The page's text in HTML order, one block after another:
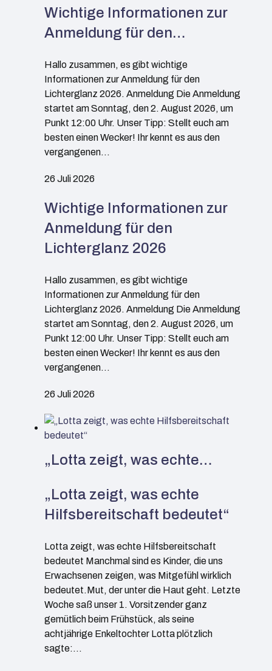
Wichtige Informationen zur
Anmeldung für den…
Hallo zusammen, es gibt wichtige
Informationen zur Anmeldung für den
Lichterglanz 2026. Anmeldung Die Anmeldung
startet am Sonntag, den 2. August 2026, um
Punkt 12:00 Uhr. Unser Tipp: Stellt euch am
besten einen Wecker! Ihr kennt es aus den
vergangenen…
26 Juli 2026
Wichtige Informationen zur
Anmeldung für den
Lichterglanz 2026
Hallo zusammen, es gibt wichtige
Informationen zur Anmeldung für den
Lichterglanz 2026. Anmeldung Die Anmeldung
startet am Sonntag, den 2. August 2026, um
Punkt 12:00 Uhr. Unser Tipp: Stellt euch am
besten einen Wecker! Ihr kennt es aus den
vergangenen…
26 Juli 2026
„Lotta zeigt, was echte…
„Lotta zeigt, was echte
Hilfsbereitschaft bedeutet“
Lotta zeigt, was echte Hilfsbereitschaft
bedeutet Manchmal sind es Kinder, die uns
Erwachsenen zeigen, was Mitgefühl wirklich
bedeutet.Mut, der unter die Haut geht. Letzte
Woche saß unser 1. Vorsitzender ganz
gemütlich beim Frühstück, als seine
achtjährige Enkeltochter Lotta plötzlich
sagte:…